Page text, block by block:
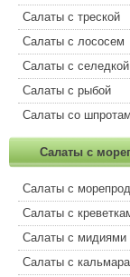
Салаты с треской
Салаты с лососем
Салаты с селедкой
Салаты с рыбой
Салаты со
Салаты с
Салаты с
Салаты с
Салаты с мидиями
Салаты с